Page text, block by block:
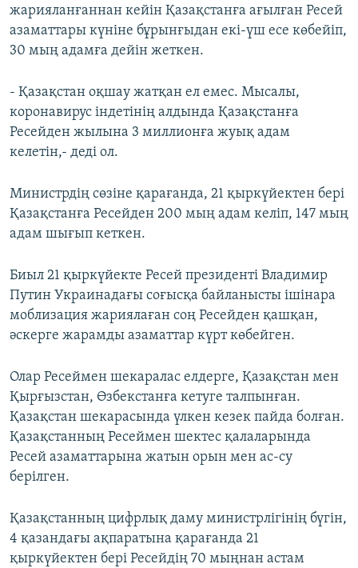
жарияланғаннан кейін Қазақстанға ағылған Ресей
азаматтары күніне бұрынғыдан екі-үш есе көбейіп,
30 мың адамға дейін жеткен.
- Қазақстан оқшау жатқан ел емес. Мысалы,
коронавирус індетінің алдында Қазақстанға
Ресейден жылына 3 миллионға жуық адам
келетін,- деді ол.
Министрдің сөзіне қарағанда, 21 қыркүйектен бері
Қазақстанға Ресейден 200 мың адам келіп, 147 мың
адам шығып кеткен.
Биыл 21 қыркүйекте Ресей президенті Владимир
Путин Украинадағы соғысқа байланысты ішінара
моблизация жариялаған соң Ресейден қашқан,
әскерге жарамды азаматтар күрт көбейген.
Олар Ресеймен шекаралас елдерге, Қазақстан мен
Қырғызстан, Өзбекстанға кетуге талпынған.
Қазақстан шекарасында үлкен кезек пайда болған.
Қазақстанның Ресеймен шектес қалаларында
Ресей азаматтарына жатын орын мен ас-су
берілген.
Қазақстанның цифрлық даму министрлігінің бүгін,
4 қазандағы ақпаратына қарағанда 21
қыркүйектен бері Ресейдің 70 мыңнан астам